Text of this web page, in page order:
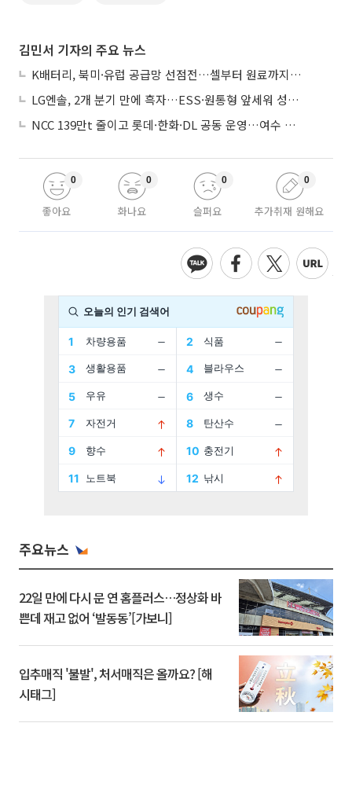
김민서 기자의 주요 뉴스
K배터리, 북미·유럽 공급망 선점전…셀부터 원료까지 현지화
LG엔솔, 2개 분기 만에 흑자…ESS·원통형 앞세워 성장 가속
NCC 139만t 줄이고 롯데·한화·DL 공동 운영…여수 1호 본궤도
좋아요
0
화나요
0
슬퍼요
0
추가취재 원해요
0
주요뉴스
22일 만에 다시 문 연 홈플러스…정상화 바
쁜데 재고 없어 ‘발동동’[가보니]
입추매직 '불발', 처서매직은 올까요? [해
시태그]